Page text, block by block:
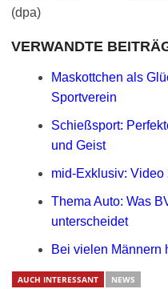
(dpa)
VERWANDTE
Maskottchen als
Sportverein
Schießsport:
und Geist
mid-Exklusiv: Video
Thema Auto: Was
unterscheidet
Bei vielen Männern
AUCH INTERESSANT NEWS